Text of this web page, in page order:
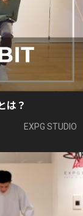
は？
EXPG STUDIO